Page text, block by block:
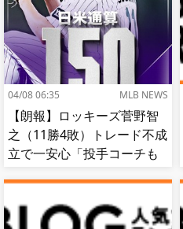
04/08 06:35 MLB NEWS
【朗報】ロッキーズ菅野智
之（11勝4敗）トレード不成
立で一安心「投手コーチも